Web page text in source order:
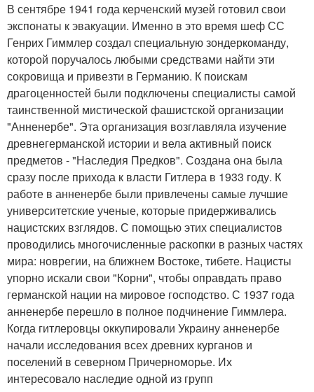
В сентябре 1941 года керченский музей готовил свои
экспонаты к эвакуации. Именно в это время шеф СС
Генрих Гиммлер создал специальную зондеркоманду,
которой поручалось любыми средствами найти эти
сокровища и привезти в Германию. К поискам
драгоценностей были подключены специалисты самой
таинственной мистической фашистской организации
"Анненербе". Эта организация возглавляла изучение
древнегерманской истории и вела активный поиск
предметов - "Наследия Предков". Создана она была
сразу после прихода к власти Гитлера в 1933 году. К
работе в анненербе были привлечены самые лучшие
университетские ученые, которые придерживались
нацистских взглядов. С помощью этих специалистов
проводились многочисленные раскопки в разных частях
мира: новрегии, на ближнем Востоке, тибете. Нацисты
упорно искали свои "Корни", чтобы оправдать право
германской нации на мировое господство. С 1937 года
анненербе перешло в полное подчинение Гиммлера.
Когда гитлеровцы оккупировали Украину анненербе
начали исследования всех древних курганов и
поселений в северном Причерноморье. Их
интересовало наследие одной из групп